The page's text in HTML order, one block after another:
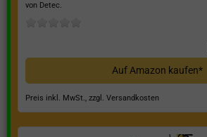
von Detec.
Auf Amazon kaufen*
Preis inkl. MwSt., zzgl. Versandkosten